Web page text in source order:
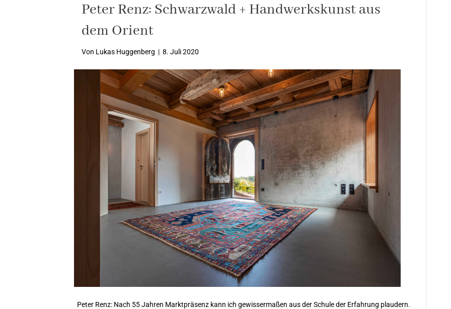
Peter Renz: Schwarzwald + Handwerkskunst aus
dem Orient
Von Lukas Huggenberg | 8. Juli 2020
Peter Renz: Nach 55 Jahren Marktpräsenz kann ich gewissermaßen aus der Schule der Erfahrung plaudern.